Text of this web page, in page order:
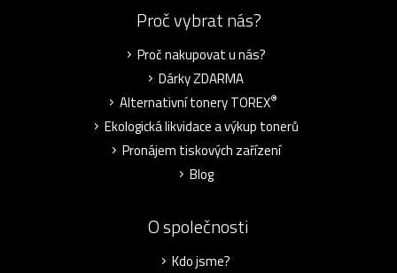
Proč vybrat nás?
Proč nakupovat u nás?
Dárky ZDARMA
Alternativní tonery TOREX®
Ekologická likvidace a výkup tonerů
Pronájem tiskových zařízení
Blog
O společnosti
Kdo jsme?